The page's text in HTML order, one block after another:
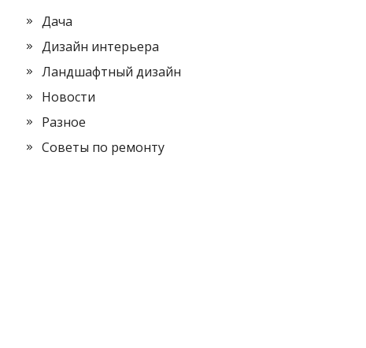
Дача
Дизайн интерьера
Ландшафтный дизайн
Новости
Разное
Советы по ремонту